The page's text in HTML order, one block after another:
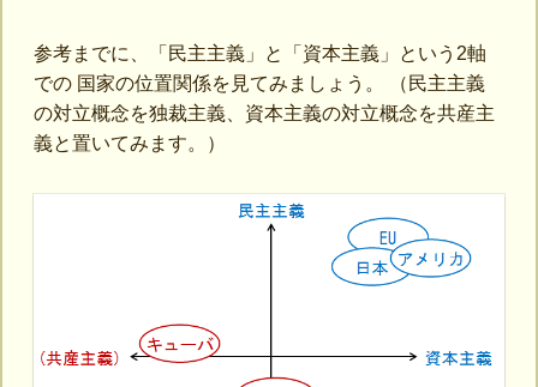
参考までに、「民主主義」と「資本主義」という2軸
での 国家の位置関係を見てみましょう。 （民主主義
の対立概念を独裁主義、資本主義の対立概念を共産主
義と置いてみます。）